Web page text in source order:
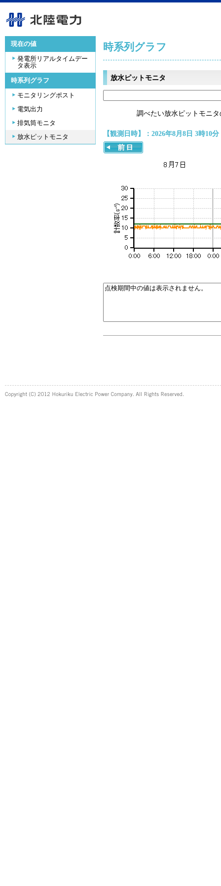
現在の値
発電所リアルタイムデー
タ表示
時系列グラフ
モニタリングポスト
電気出力
排気筒モニタ
放水ピットモニタ
時系列グラフ
放水ピットモニタ
調べたい放水ピットモニ
【観測日時】：2026年8月8日 3時10分